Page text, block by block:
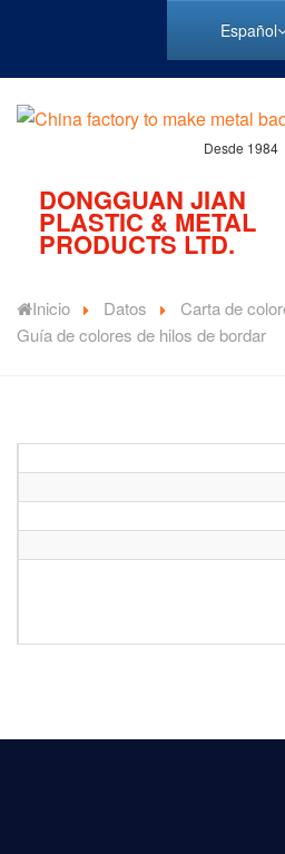
Español
Desde 1984
DONGGUAN JIAN
PLASTIC & METAL
PRODUCTS LTD.
Inicio Datos
Carta de
Guía de colores de hilos de bordar